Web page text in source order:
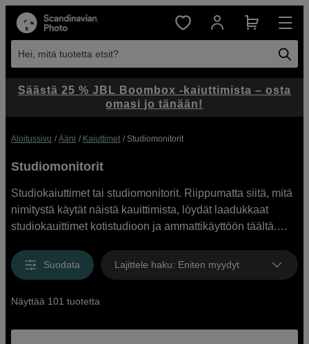
Hei, mitä tuotetta etsit?
Aloitussivu Ääni Kaiuttimet Studiomonitorit
Studiomonitorit
Studiokaiuttimet tai studiomonitorit. Riippumatta siitä, mitä
nimitystä käytät näistä kauittimista, löydät laadukkaat
studiokauittimet kotistudioon ja ammattikäyttöön täältä.
käyttöösi sopivat kauttimet joko pareina tai yksittäin. Tee
hankinta kilpailykykyiseen hintaan ja nopealla
Suodata Lajittele haku: Eniten myydyt
Näyttää 101 tuotetta
Säästä 25 % JBL Boombox -kaiuttimista – osta
omasi jo tänään!